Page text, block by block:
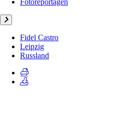
Fotoreportagen
Fidel Castro
Leipzig
Russland